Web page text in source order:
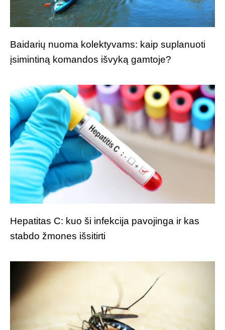
Baidarių nuoma kolektyvams: kaip suplanuoti
įsimintiną komandos išvyką gamtoje?
Hepatitas C: kuo ši infekcija pavojinga ir kas
stabdo žmones išsitirti